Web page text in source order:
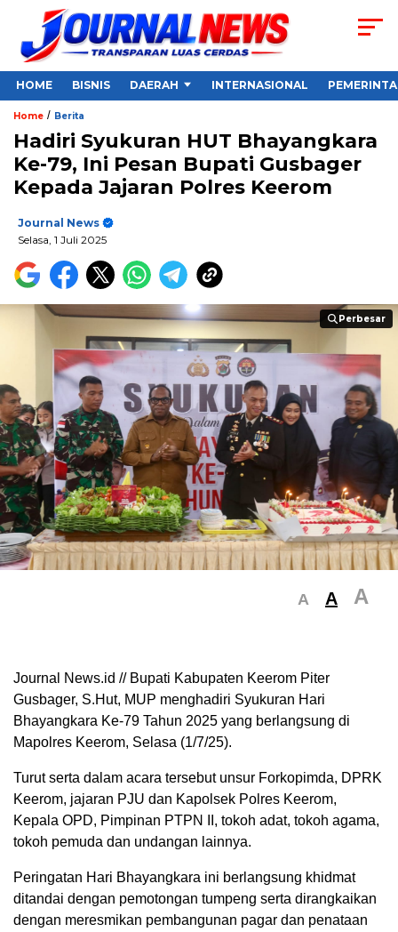
HOME BISNIS DAERAH INTERNASIONAL
Home / Berita
Hadiri Syukuran HUT Bhayangkara
Ke-79, Ini Pesan Bupati Gusbager
Kepada Jajaran Polres Keerom
Journal News
Selasa, 1 Juli 2025
Perbesar
Perbesar
A A A
Journal News.id // Bupati Kabupaten Keerom Piter
Gusbager, S.Hut, MUP menghadiri Syukuran Hari
Bhayangkara Ke-79 Tahun 2025 yang berlangsung di
Mapolres Keerom, Selasa (1/7/25).
Turut serta dalam acara tersebut unsur Forkopimda, DPRK
Keerom, jajaran PJU dan Kapolsek Polres Keerom,
Kepala OPD, Pimpinan PTPN II, tokoh adat, tokoh agama,
tokoh pemuda dan undangan lainnya.
Peringatan Hari Bhayangkara ini berlangsung khidmat
ditandai dengan pemotongan tumpeng serta dirangkaikan
dengan meresmikan pembangunan pagar dan penataan